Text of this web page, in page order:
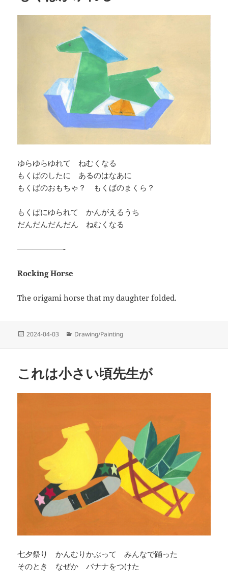
ゆらゆらゆれて ねむくなる
もくばのしたに あるのはなあに
もくばのおもちゃ？ もくばのまくら？
もくばにゆられて かんがえるうち
だんだんだんだん ねむくなる
——————-
Rocking Horse
The origami horse that my daughter folded.
投
2024-04-03
カ
ー
Drawing/Painting
これは小さい頃先生が
七夕祭り かんむりかぶって みんなで踊った
そのとき なぜか バナナをつけた